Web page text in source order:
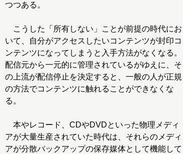
つつある。
こうした「所有しない」ことが前提の時代にお
いて、自分がアクセスしたいコンテンツが封印コ
ンテンツになってしまうと入手方法がなくなる。
配信元から一元的に管理されているがゆえに、そ
の上流が配信停止を決定すると、一般の人が正規
の方法でコンテンツに触れることができなくな
る。
本やレコード、CDやDVDといった物理メディ
アが大量生産されていた時代は、それらのメディ
アが分散バックアップの保存媒体として機能して